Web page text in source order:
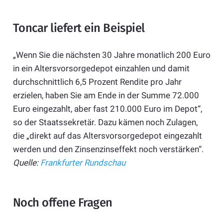
Toncar liefert ein Beispiel
„Wenn Sie die nächsten 30 Jahre monatlich 200 Euro
in ein Altersvorsorgedepot einzahlen und damit
durchschnittlich 6,5 Prozent Rendite pro Jahr
erzielen, haben Sie am Ende in der Summe 72.000
Euro eingezahlt, aber fast 210.000 Euro im Depot“,
so der Staatssekretär. Dazu kämen noch Zulagen,
die „direkt auf das Altersvorsorgedepot eingezahlt
werden und den Zinsenzinseffekt noch verstärken“.
Quelle: Frankfurter Rundschau
Noch offene Fragen